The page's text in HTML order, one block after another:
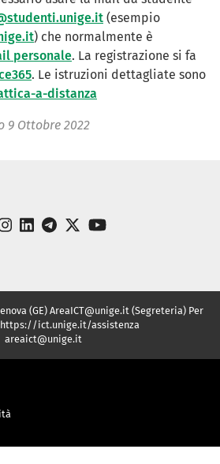
(esempio
) che normalmente è
personale. La registrazione si fa
. Le istruzioni dettagliate sono
a-distanza
9 Ottobre 2022
instagram
linkedin
telegram
twitteryoutube
(GE) AreaICT@unige.it (Segreteria) Per
https://ict.unige.it/assistenza
areaict@unige.it